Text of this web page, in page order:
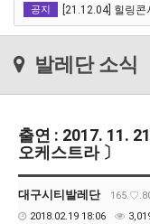
공지
[21.11.13] 호두
발레단 소식
출연 : 2017. 11.
오케스트라 〕
대구시티발레단
2018.02.19 18:06